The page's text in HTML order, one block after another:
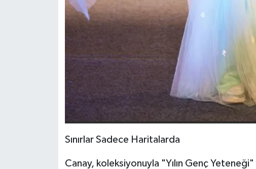
Sınırlar Sadece Haritalarda
Canay, koleksiyonuyla "Yılın Genç